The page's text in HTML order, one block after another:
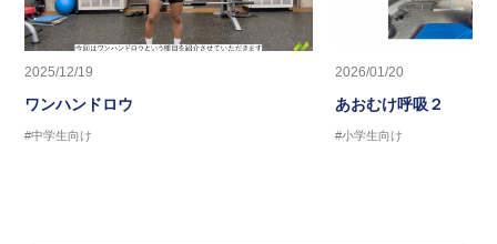
2025/12/19
ワンハンドロウ
#中学生向け
2026/01/20
あおむけ呼吸２
#小学生向け